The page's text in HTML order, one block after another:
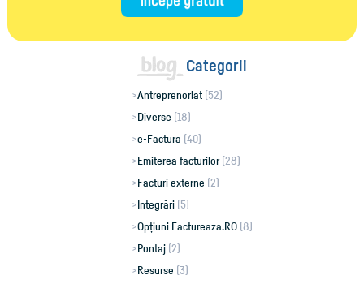
Categorii
Antreprenoriat (52)
Diverse (18)
e-Factura (40)
Emiterea facturilor(28)
Facturi externe (2)
Integrări (5)
Opțiuni Factureaza.RO (8)
Pontaj (2)
Resurse (3)